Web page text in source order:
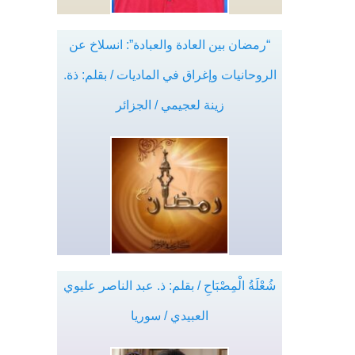
“رمضان بين العادة والعبادة”: انسلاخ عن
الروحانيات وإغراق في الماديات / بقلم: ذة.
زينة لعجيمي / الجزائر
شُعْلَةُ الْمِصْبَاحِ / بقلم: ذ. عبد الناصر عليوي
العبيدي / سوريا